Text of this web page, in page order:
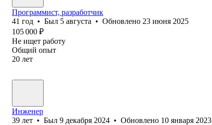
Программист, разработчик
41 год • Был 5 августа • Обновлено 23 июня 2025
105 000 ₽
Не ищет работу
Общий опыт
20 лет
Инженер
39 лет • Был 9 декабря 2024 • Обновлено 10 января 2023